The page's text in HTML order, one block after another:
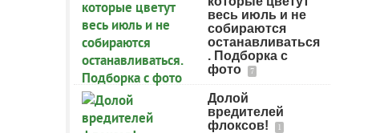
весь июль и не
собираются
останавливаться
. Подборка с
фото
7
Долой
вредителей
флоксов!
1